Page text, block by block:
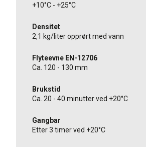
+10°C - +25°C
Densitet
2,1 kg/liter opprørt med vann
Flyteevne EN-12706
Ca. 120 - 130 mm
Brukstid
Ca. 20 - 40 minutter ved +20°C
Gangbar
Etter 3 timer ved +20°C